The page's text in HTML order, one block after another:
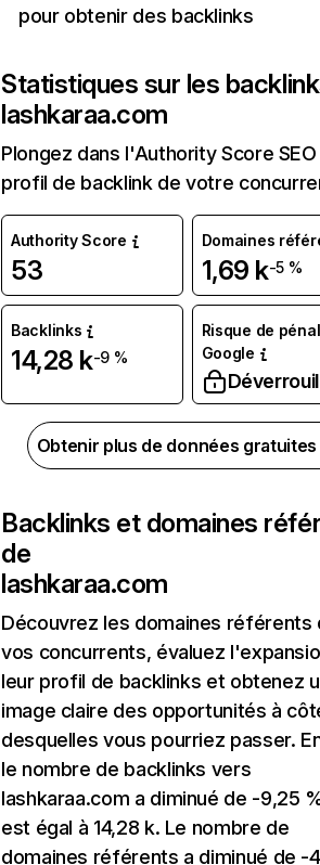
pour obtenir des backlinks
Statistiques sur les
lashkaraa.com
Plongez dans l'Authority Score
profil de backlink de votre
Authority Score
53
Domaines
1,69 k-5 %
Backlinks
14,28 k-9 %
Risque de
Google
Obtenir plus de données
Backlinks et domaines
de
lashkaraa.com
Découvrez les domaines référents
vos concurrents, évaluez
leur profil de backlinks et obtenez
image claire des opportunités à
desquelles vous pourriez passer.
le nombre de backlinks vers
lashkaraa.com a diminué de -9,25
est égal à 14,28 k. Le nombre de
domaines référents a diminué de -